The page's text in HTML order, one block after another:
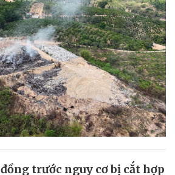
trước nguy cơ bị cắt hợp